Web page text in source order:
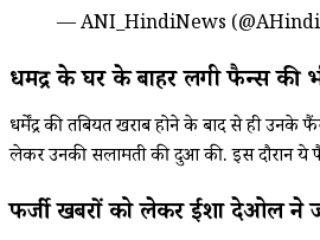
— ANI_HindiNews
धर्मेंद्र के घर के बाहर लगी फैन्स की
धर्मेंद्र की तबियत खराब होने के बाद से ही
लेकर उनकी सलामती की दुआ की. इस दौरान ये
फर्जी खबरों को लेकर ईशा देओल ने